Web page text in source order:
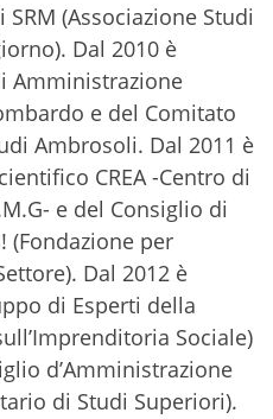
(Associazione Studi
Dal 2010 è
Amministrazione
e del Comitato
Ambrosoli. Dal 2011 è
CREA -Centro di
e del Consiglio di
(Fondazione per
Dal 2012 è
di Esperti della
Sociale)
d’Amministrazione
di Studi Superiori).